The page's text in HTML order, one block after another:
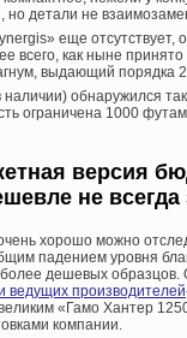
но детали не
еще отсутствует,
всего, как ныне
выдающий порядка
обнаружился
ограничена 1000
версия
не всегда
хорошо можно
падением уровня
дешевых
ведущих производителей
«Гамо Хантер
компании.